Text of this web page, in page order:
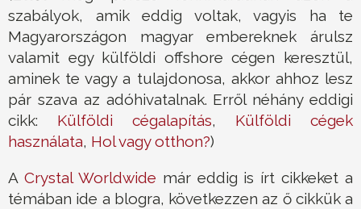
szabályok, amik eddig voltak, vagyis ha te
Magyarországon magyar embereknek árulsz
valamit egy külföldi offshore cégen keresztül,
aminek te vagy a tulajdonosa, akkor ahhoz lesz
pár szava az adóhivatalnak. Erről néhány eddigi
cikk: Külföldi cégalapítás, Külföldi cégek
használata, Hol vagy otthon?)
A Crystal Worldwide már eddig is írt cikkeket a
témában ide a blogra, következzen az ő cikkük a